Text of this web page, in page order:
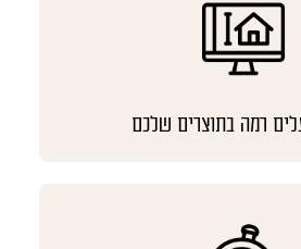
רמה בתוצרים שלכם